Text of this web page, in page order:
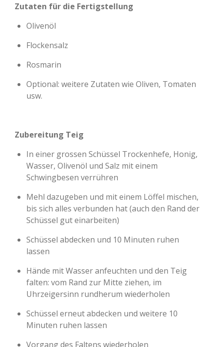
Zutaten für die Fertigstellung
Olivenöl
Flockensalz
Rosmarin
Optional: weitere Zutaten wie Oliven, Tomaten
usw.
Zubereitung Teig
In einer grossen Schüssel Trockenhefe, Honig,
Wasser, Olivenöl und Salz mit einem
Schwingbesen verrühren
Mehl dazugeben und mit einem Löffel mischen,
bis sich alles verbunden hat (auch den Rand der
Schüssel gut einarbeiten)
Schüssel abdecken und 10 Minuten ruhen
lassen
Hände mit Wasser anfeuchten und den Teig
falten: vom Rand zur Mitte ziehen, im
Uhrzeigersinn rundherum wiederholen
Schüssel erneut abdecken und weitere 10
Minuten ruhen lassen
Vorgang des Faltens wiederholen